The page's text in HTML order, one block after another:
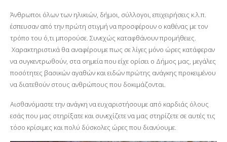
Άνθρωποι όλων των ηλικιών, δήμοι, σύλλογοι, επιχειρήσεις κ.λ.π.
έσπευσαν από την πρώτη στιγμή να προσφέρουν ο καθένας με τον
τρόπο του ό,τι μπορούσε. Συνεχώς καταφθάνουν προμήθειες.
Χαρακτηριστικά θα αναφέρουμε πως σε λίγες μόνο ώρες κατάφεραν
να συγκεντρωθούν, στα σημεία που είχε ορίσει ο Δήμος μας, μεγάλες
ποσότητες βασικών αγαθών και ειδών πρώτης ανάγκης προκειμένου
να διατεθούν στους ανθρώπους που δοκιμάζονται.
Αισθανόμαστε την ανάγκη να ευχαριστήσουμε από καρδιάς όλους
εσάς που μας στηρίξατε και συνεχίζετε να μας στηρίζετε σε αυτές τις
τόσο κρίσιμες και πολύ δύσκολες ώρες που διανύουμε.